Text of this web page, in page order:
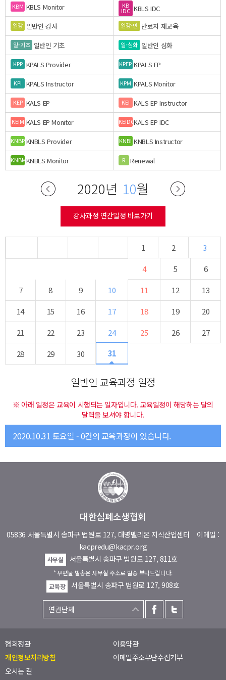
KBM KBLS Monitor KB
IDC KBLS IDC
일강 일반인 강사 일강-만 만료자 재교육
일-기초 일반인 기초 일-심화 일반인 심화
KPP KPALS Provider KPEP KPALS EP
KPI KPALS Instructor KPM KPALS Monitor
KEP KALS EP KEI KALS EP Instructor
KEIM KALS EP Monitor KEIDCKALS EP IDC
KNBPKNBLS Provider KNBI KNBLS Instructor
KNBMKNBLS Monitor R Renewal
2020년 10월
강사과정 연간일정 바로가기
1 2
3
4
5
6
7
8 9 10 11 12
13
14
15 16 17 18 19
20
21
22 23 24 25 26
27
28
29 30 31
일반인 교육과정 일정
※ 아래 일정은 교육이 시행되는 일자입니다. 교육일정이 해당하는 달의
달력을 보셔야 합니다.
2020.10.31 토요일 - 0건의 교육과정이 있습니다.
대한심폐소생협회
05836 서울특별시 송파구 법원로 127, 대명벨리온 지식산업센터 이메일 :
kacpredu@kacpr.org
사무실 서울특별시 송파구 법원로 127, 811호
* 우편물 발송은 사무실 주소로 발송 부탁드립니다.
교육장
서울특별시 송파구 법원로 127, 908호
협회정관
이용약관
개인정보처리방침
이메일주소무단수집거부
오시는 길